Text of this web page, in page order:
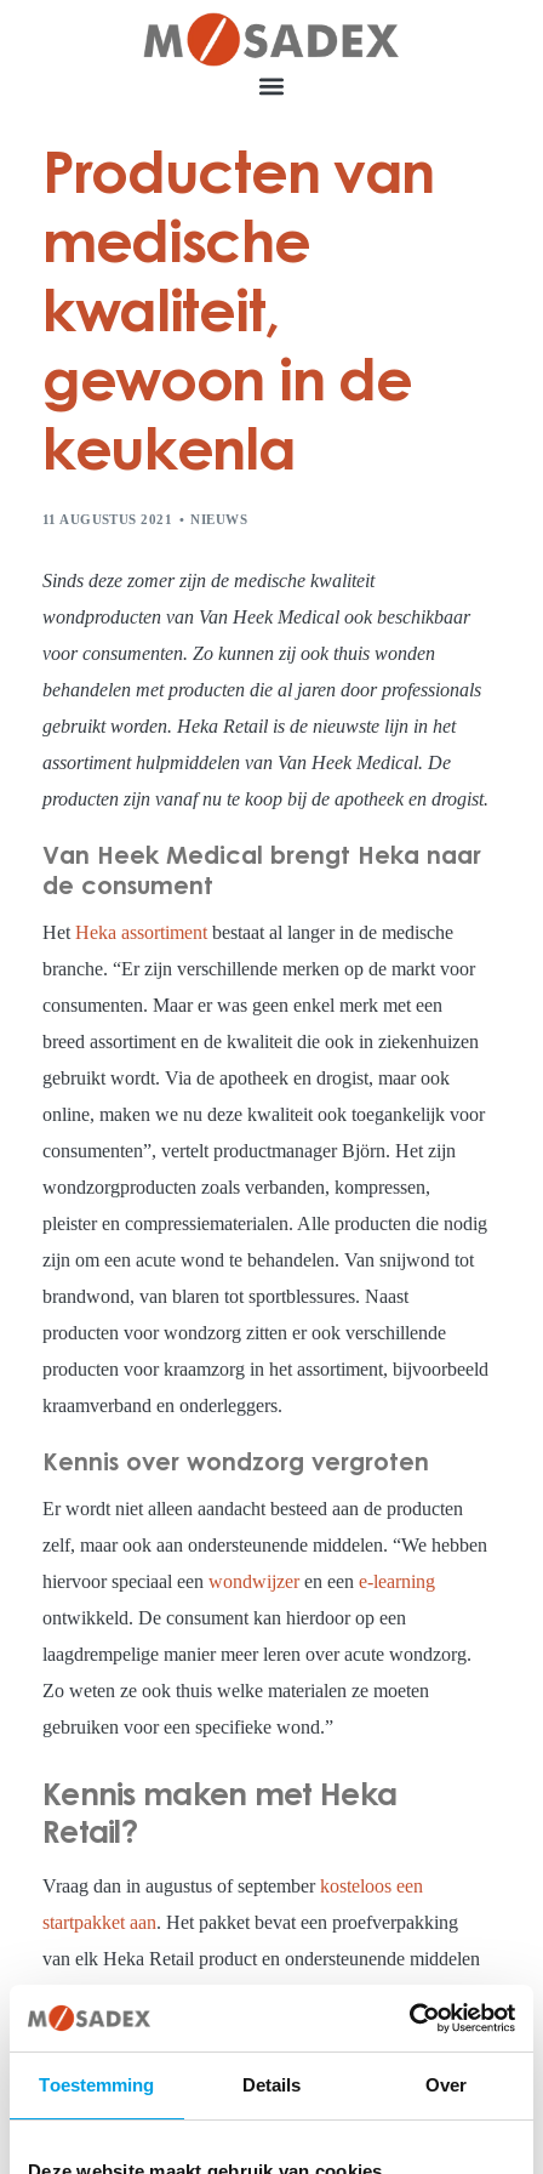
Toestemming Details Over
Producten van
medische
kwaliteit,
gewoon in de
keukenla
11 AUGUSTUS 2021 NIEUWS
Sinds deze zomer zijn de medische kwaliteit
wondproducten van Van Heek Medical ook beschikbaar
voor consumenten. Zo kunnen zij ook thuis wonden
behandelen met producten die al jaren door professionals
gebruikt worden. Heka Retail is de nieuwste lijn in het
assortiment hulpmiddelen van Van Heek Medical. De
producten zijn vanaf nu te koop bij de apotheek en drogist.
Van Heek Medical brengt Heka naar
de consument
Het Heka assortimentbestaat al langer in de medische
branche. “Er zijn verschillende merken op de markt voor
consumenten. Maar er was geen enkel merk met een
breed assortiment en de kwaliteit die ook in ziekenhuizen
gebruikt wordt. Via de apotheek en drogist, maar ook
online, maken we nu deze kwaliteit ook toegankelijk voor
consumenten”, vertelt productmanager Björn. Het zijn
wondzorgproducten zoals verbanden, kompressen,
pleister en compressiematerialen. Alle producten die nodig
zijn om een acute wond te behandelen. Van snijwond tot
brandwond, van blaren tot sportblessures. Naast
producten voor wondzorg zitten er ook verschillende
producten voor kraamzorg in het assortiment, bijvoorbeeld
kraamverband en onderleggers.
Kennis over wondzorg vergroten
Er wordt niet alleen aandacht besteed aan de producten
zelf, maar ook aan ondersteunende middelen. “We hebben
hiervoor speciaal een wondwijzeren een e-learning
ontwikkeld. De consument kan hierdoor op een
laagdrempelige manier meer leren over acute wondzorg.
Zo weten ze ook thuis welke materialen ze moeten
gebruiken voor een specifieke wond.”
Kennis maken met Heka
Retail?
Vraag dan in augustus of septemberkosteloos een
startpakket aan. Het pakket bevat een proefverpakking
van elk Heka Retail product en ondersteunende middelen
Verkoopondersteuning
Het consumentenassortiment is voor apotheken een mooie